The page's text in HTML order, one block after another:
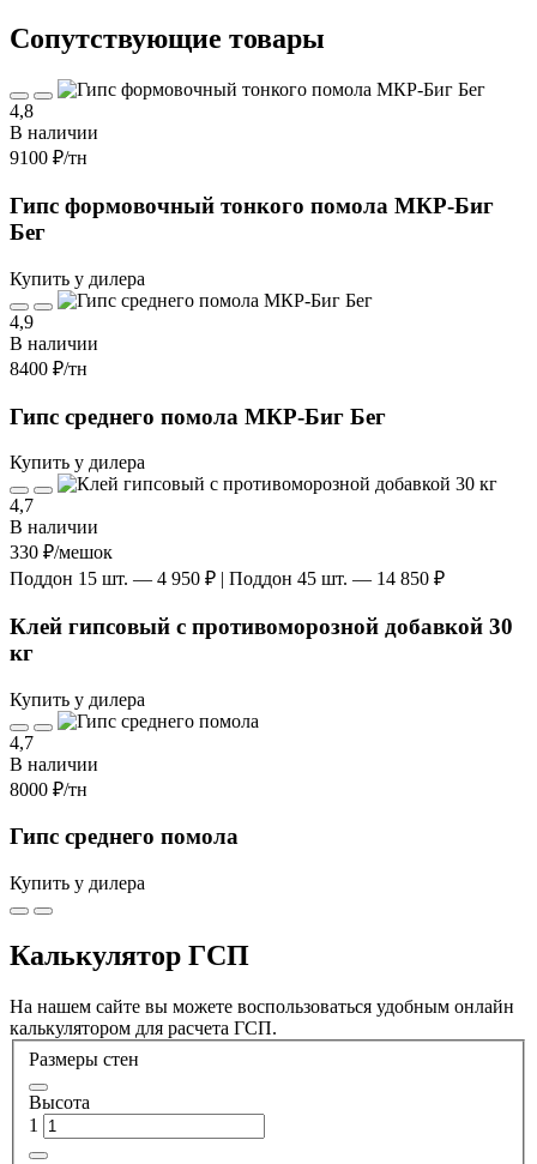
Cопутствующие товары
4,8
В наличии
9100 ₽/тн
Гипс формовочный тонкого помола МКР-Биг
Бег
Купить у дилера
4,9
В наличии
8400 ₽/тн
Гипс среднего помола МКР-Биг Бег
Купить у дилера
4,7
В наличии
330 ₽/мешок
Поддон 15 шт. — 4 950 ₽ | Поддон 45 шт. — 14 850 ₽
Клей гипсовый с противоморозной добавкой 30
кг
Купить у дилера
4,7
В наличии
8000 ₽/тн
Гипс среднего помола
Купить у дилера
Калькулятор ГСП
На нашем сайте вы можете воспользоваться удобным онлайн
калькулятором для расчета ГСП.
Размеры стен
Высота
1